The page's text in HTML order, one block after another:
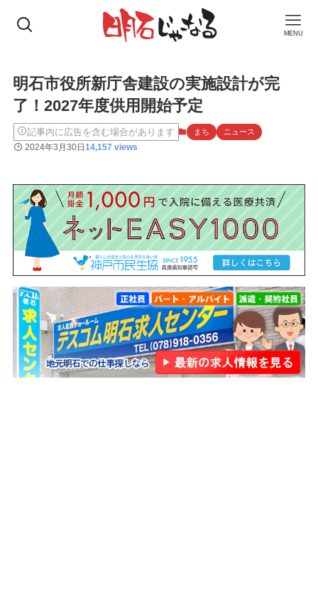
MENU
明石市役所新庁舎建設の実施設計が完
了！2027年度供用開始予定
記事内に広告を含む場合があります まち ニュース
2024年3月30日14,157 views